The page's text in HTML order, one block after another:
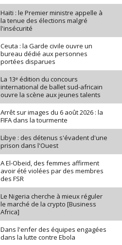
Haïti : le Premier ministre appelle à
la tenue des élections malgré
l'insécurité
Ceuta : la Garde civile ouvre un
bureau dédié aux personnes
portées disparues
La 13ᵉ édition du concours
international de ballet sud-africain
ouvre la scène aux jeunes talents
Arrêt sur images du 6 août 2026 : la
FIFA dans la tourmente
Libye : des détenus s'évadent d'une
prison dans l'Ouest
A El-Obeid, des femmes affirment
avoir été violées par des membres
des FSR
Le Nigeria cherche à mieux réguler
le marché de la crypto [Business
Africa]
Dans l'enfer des équipes engagées
dans la lutte contre Ebola